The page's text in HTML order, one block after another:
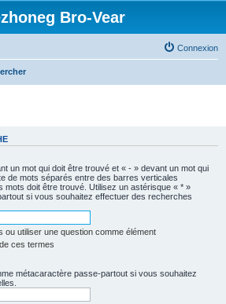
Bro-Vear
Connexion
un mot qui doit être trouvé et « - » devant un mot qui
de mots séparés entre des barres verticales
mots doit être trouvé. Utilisez un astérisque « * »
si vous souhaitez effectuer des recherches
ou utiliser une question comme élément
ces termes
métacaractère passe-partout si vous souhaitez